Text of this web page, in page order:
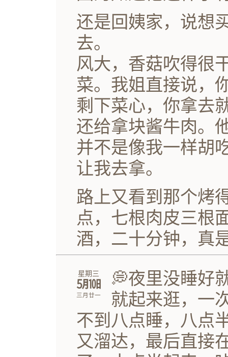
还是回姨家，说想
去。
风大，香菇吹得很
菜。我姐直接说，
剩下菜心，你拿去
还给拿块酱牛肉。
并不是像我一样胡
让我去拿。
路上又看到那个烤
点，七根肉皮三根
酒，二十分钟，真
星期三
㋄㏩
三月廿一
💭夜里没睡好
就起来逛，一
不到八点睡，八点
又溜达，最后直接